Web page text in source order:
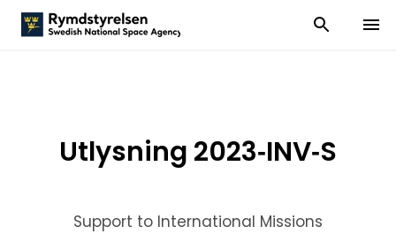
Visa och dölj
Visa
Utlysning 2023‐INV‐S
Support to International Missions